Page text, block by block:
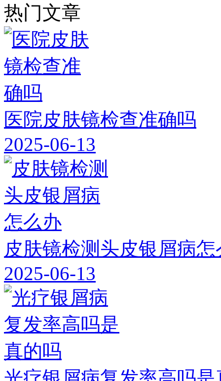
热门文章
医院皮肤镜检查准确吗
2025-06-13
皮肤镜检测头皮银屑病怎
2025-06-13